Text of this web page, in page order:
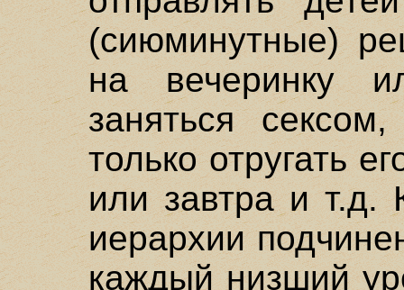
(сиюминутные)
на вечеринку
заняться
только отругать
или завтра и т.д.
иерархии
каждый низший